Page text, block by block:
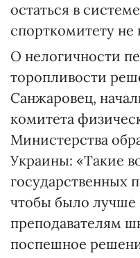
остаться в
спорткомитету
О нелогичности
торопливости
Санжаровец,
комитета
Министерства
Украины: «Такие
государственных
чтобы было лучше
преподавателям
поспешное